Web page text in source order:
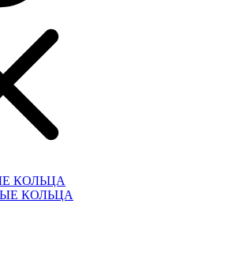
КОЛЬЦА
КОЛЬЦА